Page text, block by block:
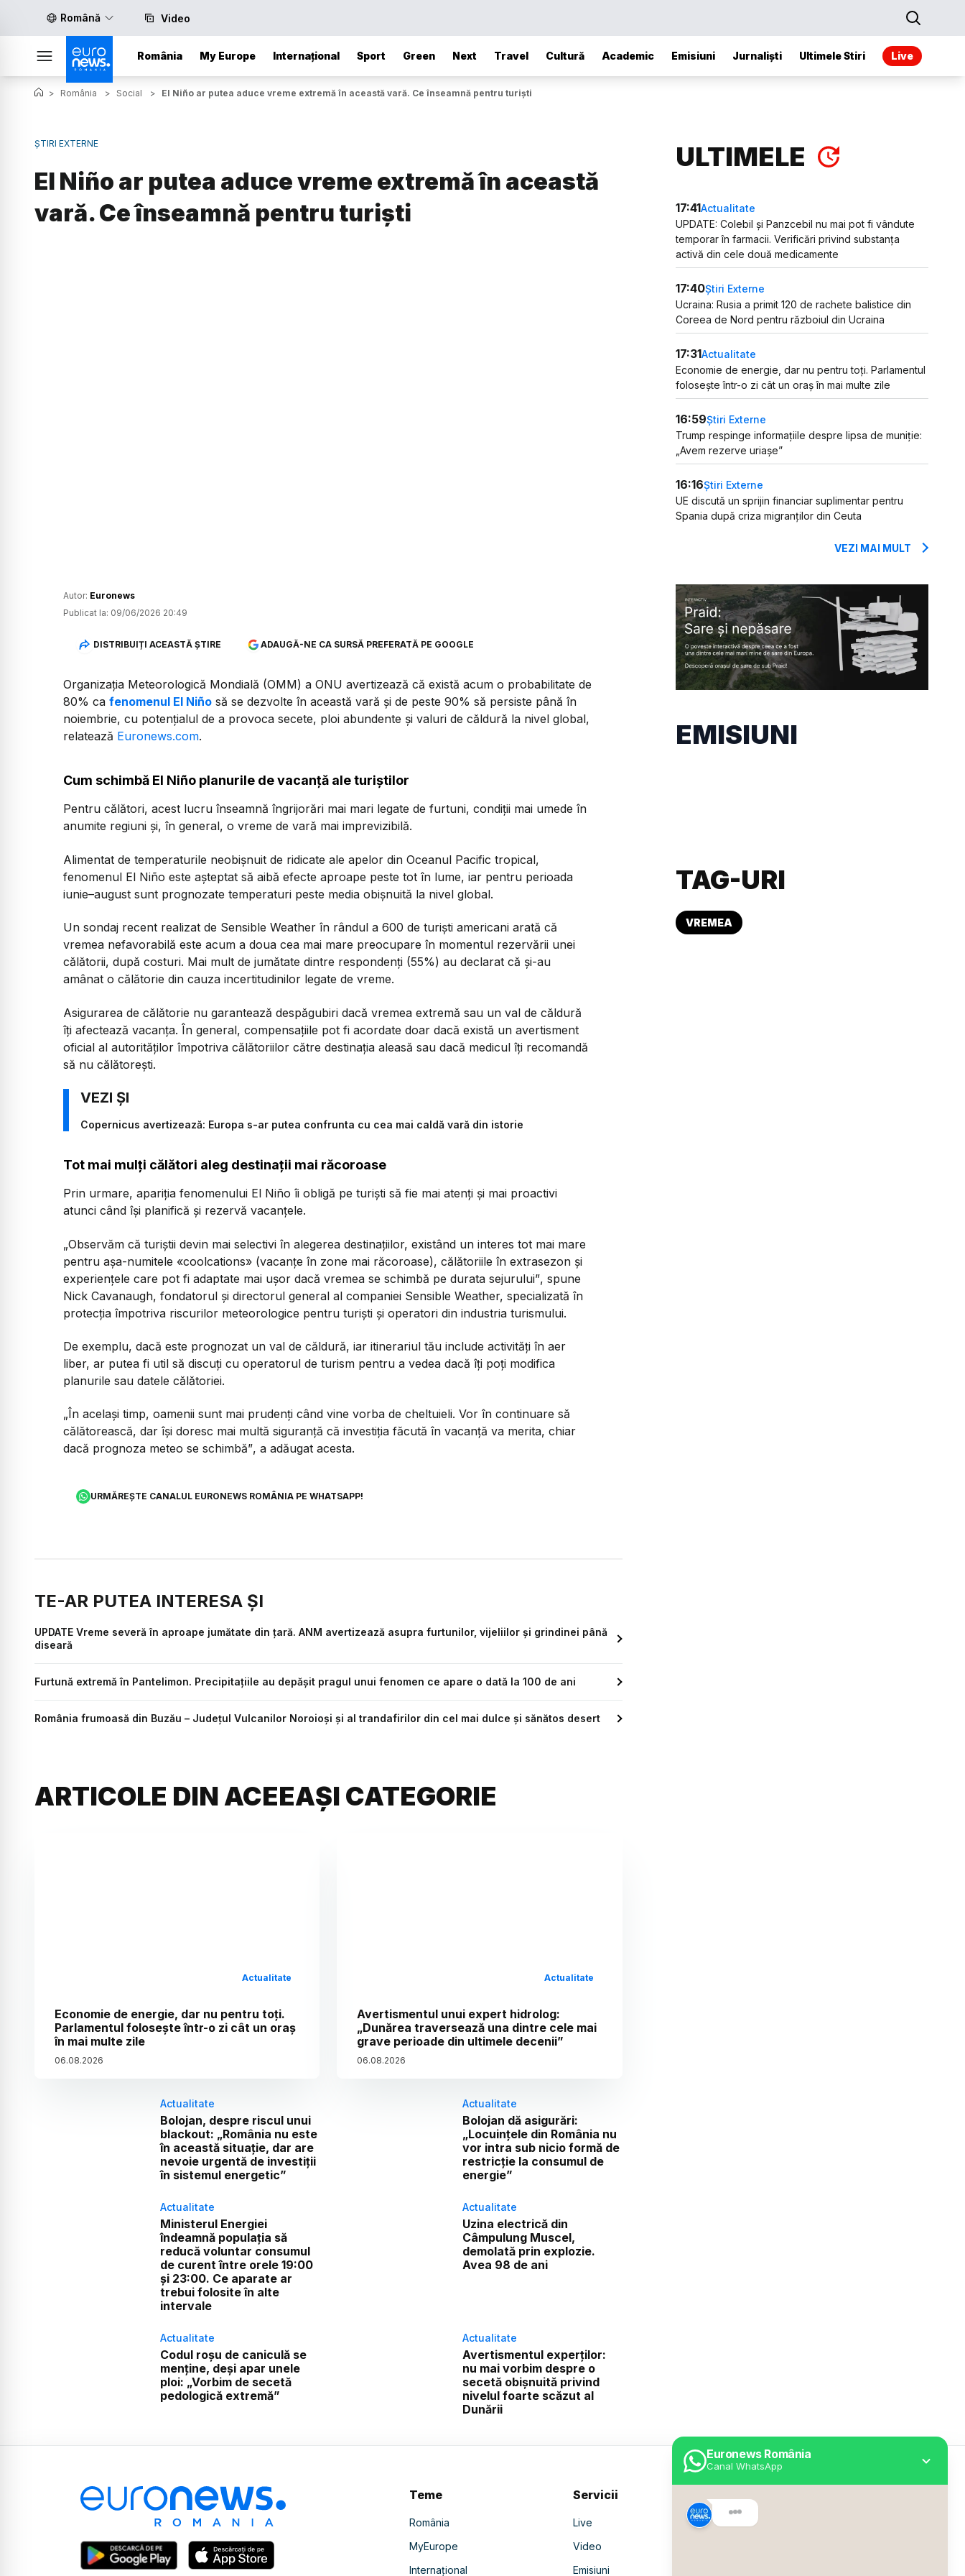
Română Video
România My Europe Internațional Sport Green Next Travel Cultură Academic Emisiuni Jurnaliști Ultimele Stiri Live
Euronews România
Canal WhatsApp
> România > Social > El Niño ar putea aduce vreme extremă în această vară. Ce înseamnă pentru turiști
ȘTIRI EXTERNE
El Niño ar putea aduce vreme extremă în această
vară. Ce înseamnă pentru turiști
Autor: Euronews
Publicat la: 09/06/2026 20:49
DISTRIBUIȚI ACEASTĂ ȘTIRE ADAUGĂ-NE CA SURSĂ PREFERATĂ PE GOOGLE
Organizația Meteorologică Mondială (OMM) a ONU avertizează că există acum o probabilitate de
80% ca fenomenul El Niño să se dezvolte în această vară și de peste 90% să persiste până în
noiembrie, cu potențialul de a provoca secete, ploi abundente și valuri de căldură la nivel global,
relatează Euronews.com.
Cum schimbă El Niño planurile de vacanță ale turiștilor
Pentru călători, acest lucru înseamnă îngrijorări mai mari legate de furtuni, condiții mai umede în
anumite regiuni și, în general, o vreme de vară mai imprevizibilă.
Alimentat de temperaturile neobișnuit de ridicate ale apelor din Oceanul Pacific tropical,
fenomenul El Niño este așteptat să aibă efecte aproape peste tot în lume, iar pentru perioada
iunie–august sunt prognozate temperaturi peste media obișnuită la nivel global.
Un sondaj recent realizat de Sensible Weather în rândul a 600 de turiști americani arată că
vremea nefavorabilă este acum a doua cea mai mare preocupare în momentul rezervării unei
călătorii, după costuri. Mai mult de jumătate dintre respondenți (55%) au declarat că și-au
amânat o călătorie din cauza incertitudinilor legate de vreme.
Asigurarea de călătorie nu garantează despăgubiri dacă vremea extremă sau un val de căldură
îți afectează vacanța. În general, compensațiile pot fi acordate doar dacă există un avertisment
oficial al autorităților împotriva călătoriilor către destinația aleasă sau dacă medicul îți recomandă
să nu călătorești.
Copernicus avertizează: Europa s-ar putea confrunta cu cea mai caldă vară din istorie
Tot mai mulți călători aleg destinații mai răcoroase
Prin urmare, apariția fenomenului El Niño îi obligă pe turiști să fie mai atenți și mai proactivi
atunci când își planifică și rezervă vacanțele.
„Observăm că turiștii devin mai selectivi în alegerea destinațiilor, existând un interes tot mai mare
pentru așa-numitele «coolcations» (vacanțe în zone mai răcoroase), călătoriile în extrasezon și
experiențele care pot fi adaptate mai ușor dacă vremea se schimbă pe durata sejurului”, spune
Nick Cavanaugh, fondatorul și directorul general al companiei Sensible Weather, specializată în
protecția împotriva riscurilor meteorologice pentru turiști și operatori din industria turismului.
De exemplu, dacă este prognozat un val de căldură, iar itinerariul tău include activități în aer
liber, ar putea fi util să discuți cu operatorul de turism pentru a vedea dacă îți poți modifica
planurile sau datele călătoriei.
„În același timp, oamenii sunt mai prudenți când vine vorba de cheltuieli. Vor în continuare să
călătorească, dar își doresc mai multă siguranță că investiția făcută în vacanță va merita, chiar
dacă prognoza meteo se schimbă”, a adăugat acesta.
URMĂREȘTE CANALUL EURONEWS ROMÂNIA PE WHATSAPP!
TE-AR PUTEA INTERESA ȘI
UPDATE Vreme severă în aproape jumătate din țară. ANM avertizează asupra furtunilor, vijeliilor și grindinei până
diseară
Furtună extremă în Pantelimon. Precipitațiile au depășit pragul unui fenomen ce apare o dată la 100 de ani
România frumoasă din Buzău – Județul Vulcanilor Noroioși și al trandafirilor din cel mai dulce și sănătos desert
ARTICOLE DIN ACEEAȘI CATEGORIE
Actualitate
Economie de energie, dar nu pentru toți.
Parlamentul folosește într-o zi cât un oraș
în mai multe zile
06.08.2026
Actualitate
Avertismentul unui expert hidrolog:
„Dunărea traversează una dintre cele mai
grave perioade din ultimele decenii”
06.08.2026
Actualitate
Bolojan, despre riscul unui
blackout: „România nu este
în această situație, dar are
nevoie urgentă de investiții
în sistemul energetic”
Actualitate
Bolojan dă asigurări:
„Locuințele din România nu
vor intra sub nicio formă de
restricție la consumul de
energie”
Actualitate
Ministerul Energiei
îndeamnă populația să
reducă voluntar consumul
de curent între orele 19:00
și 23:00. Ce aparate ar
trebui folosite în alte
intervale
Actualitate
Uzina electrică din
Câmpulung Muscel,
demolată prin explozie.
Avea 98 de ani
Actualitate
Codul roșu de caniculă se
menține, deși apar unele
ploi: „Vorbim de secetă
pedologică extremă”
Actualitate
Avertismentul experților:
nu mai vorbim despre o
secetă obișnuită privind
nivelul foarte scăzut al
Dunării
ULTIMELE
17:41Actualitate
UPDATE: Colebil și Panzcebil nu mai pot fi vândute
temporar în farmacii. Verificări privind substanța
activă din cele două medicamente
17:40Știri Externe
Ucraina: Rusia a primit 120 de rachete balistice din
Coreea de Nord pentru războiul din Ucraina
17:31Actualitate
Economie de energie, dar nu pentru toți. Parlamentul
folosește într-o zi cât un oraș în mai multe zile
16:59Știri Externe
Trump respinge informațiile despre lipsa de muniție:
„Avem rezerve uriașe”
16:16Știri Externe
UE discută un sprijin financiar suplimentar pentru
Spania după criza migranților din Ceuta
VEZI MAI MULT
EMISIUNI
TAG-URI
VREMEA
Teme
România
MyEurope
Internațional
Servicii
Live
Video
Emisiuni
Despre Euronews